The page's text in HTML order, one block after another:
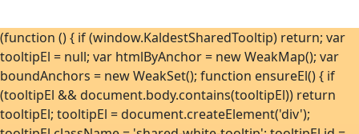
(function () { if (window.KaldestSharedTooltip) return; var
tooltipEl = null; var htmlByAnchor = new WeakMap(); var
boundAnchors = new WeakSet(); function ensureEl() { if
(tooltipEl && document.body.contains(tooltipEl)) return
tooltipEl; tooltipEl = document.createElement('div');